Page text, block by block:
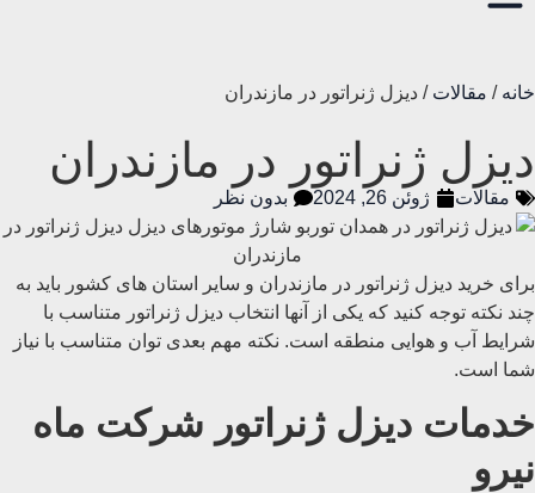
خانه / مقالات / دیزل ژنراتور در مازندران
دیزل ژنراتور در مازندران
مقالات ژوئن 26, 2024 بدون نظر
برای خرید دیزل ژنراتور در مازندران و سایر استان های کشور باید به
چند نکته توجه کنید که یکی از آنها انتخاب دیزل ژنراتور متناسب با
شرایط آب و هوایی منطقه است. نکته مهم بعدی توان متناسب با نیاز
شما است.
خدمات دیزل ژنراتور شرکت ماه
نیرو